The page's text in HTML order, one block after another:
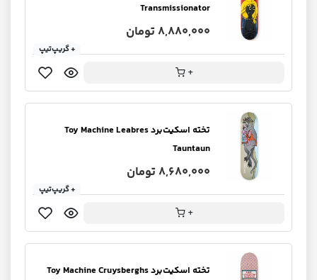
Transmissionator
8,880,000 تومان
+
+ گریپ‌تیپ
تخته اسکیت‌برد Toy Machine Leabres
Tauntaun
8,680,000 تومان
+
+ گریپ‌تیپ
تخته اسکیت‌برد Toy Machine Cruysberghs